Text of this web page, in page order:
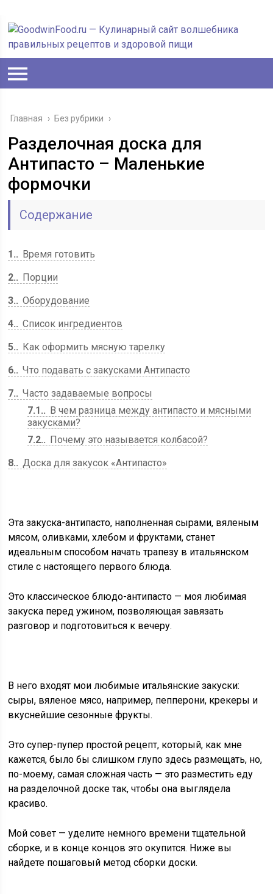
Главная › Без рубрики ›
Разделочная доска для
Антипасто – Маленькие
формочки
Содержание
1.
Время готовить
2.
Порции
3.
Оборудование
4.
Список ингредиентов
5.
Как оформить мясную тарелку
6.
Что подавать с закусками Антипасто
7.
Часто задаваемые вопросы
7.1.
В чем разница между антипасто и мясными
закусками?
7.2.
Почему это называется колбасой?
8.
Доска для закусок «Антипасто»
Эта закуска-антипасто, наполненная сырами, вяленым
мясом, оливками, хлебом и фруктами, станет
идеальным способом начать трапезу в итальянском
стиле с настоящего первого блюда.
Это классическое блюдо-антипасто — моя любимая
закуска перед ужином, позволяющая завязать
разговор и подготовиться к вечеру.
В него входят мои любимые итальянские закуски:
сыры, вяленое мясо, например, пепперони, крекеры и
вкуснейшие сезонные фрукты.
Это супер-пупер простой рецепт, который, как мне
кажется, было бы слишком глупо здесь размещать, но,
по-моему, самая сложная часть — это разместить еду
на разделочной доске так, чтобы она выглядела
красиво.
Мой совет — уделите немного времени тщательной
сборке, и в конце концов это окупится. Ниже вы
найдете пошаговый метод сборки доски.